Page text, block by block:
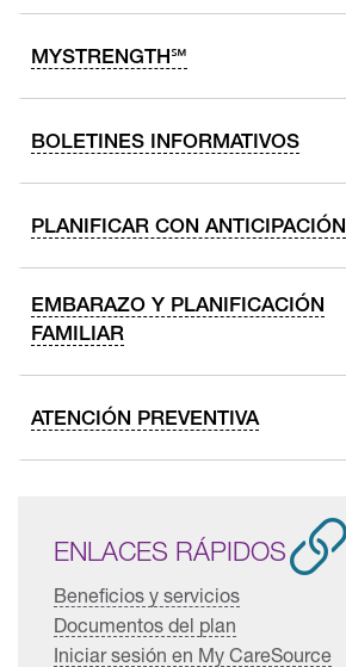
MYSTRENGTH℠
BOLETINES INFORMATIVOS
PLANIFICAR CON ANTICIPACIÓN
EMBARAZO Y PLANIFICACIÓN
FAMILIAR
ATENCIÓN PREVENTIVA
ENLACES RÁPIDOS
Beneficios y servicios
Documentos del plan
Iniciar sesión en My CareSource